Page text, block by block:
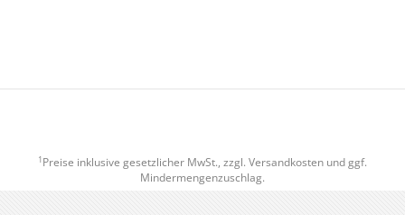
1 Preise inklusive gesetzlicher MwSt., zzgl. Versandkosten und ggf.
Mindermengenzuschlag.